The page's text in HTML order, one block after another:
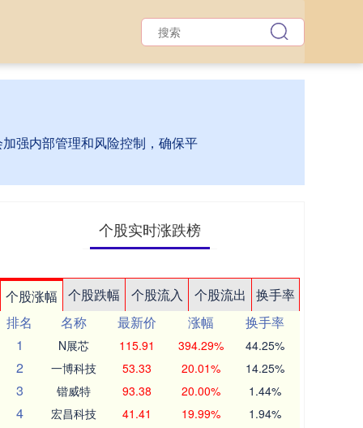
强内部管理和风险控制，确保平
个股实时涨跌榜
个股涨幅 个股跌幅 个股流入 个股流出
换手率
排名
名称 最新价 涨幅
换手率
1
N展芯 115.91 394.29% 44.25%
2 一博科技 53.33 20.01% 14.25%
3 锴威特 93.38 20.00% 1.44%
4 宏昌科技 41.41 19.99% 1.94%